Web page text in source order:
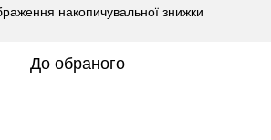
накопичувальної знижки
До обраного